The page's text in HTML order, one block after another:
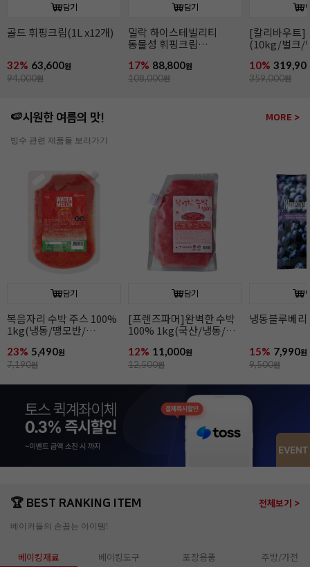
담기
[칼리바우트]2815다크
(10kg/벌크/벨기에)
10% 319,900
359,000원
담기
[칼리바우트]
화이트초콜릿 W2(10kg/
15% 319,200
379,000원
이태리산 파
(2~4mm/
파슬리후레
11%
299,000원
🍉시원한 여름의 맛! MORE >
빙수 관련 제품들 보러가기
담기
냉동블루베리(1kg)
15% 7,990원
9,500원
담기
냉동딸기(1kg)
14% 5,990원
7,000원
냉동망고
10% 8,990원
10,000원
🏆 BEST RANKING ITEM 전체보기 >
베이커들의 손꼽는 아이템!
베이킹재료 베이킹도구 포장용품 주방/가전